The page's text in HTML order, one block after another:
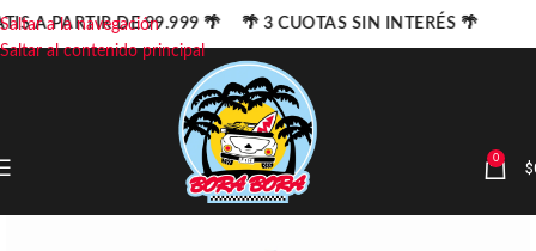
Saltar a la navegación
Saltar al contenido principal
0 $
A PARTIR DE 99.999 🌴 🌴 3 CUOTAS SIN INTERÉS 🌴